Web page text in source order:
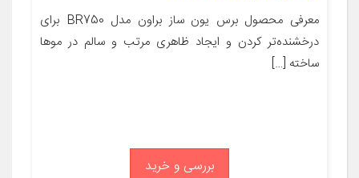
معرفی محصول برس یون ساز براون مدل BR750 برای
درخشنده‌تر کردن و ایجاد ظاهری مرتب و سالم در موها
ساخته […]
بررسی و خرید